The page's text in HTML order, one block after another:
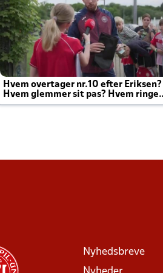
Hvem overtager nr.10 efter Eriksen?
Hvem glemmer sit pas? Hvem ringer
Joachim altid til efter kampe?
Nyhedsbreve